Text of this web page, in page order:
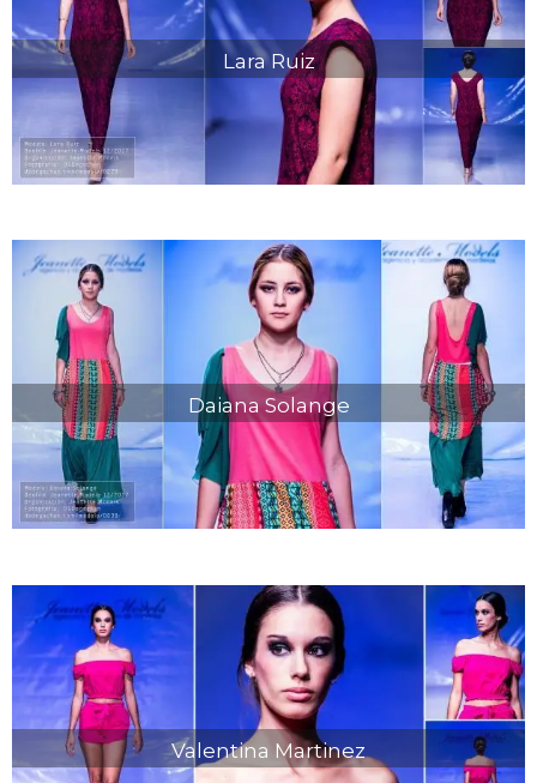
Lara Ruiz
Daiana Solange
Valentina Martinez